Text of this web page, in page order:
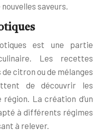
saveurs.
est une partie
Les recettes
citron ou de mélanges
de découvrir les
La création d’un
à différents régimes
à relever.